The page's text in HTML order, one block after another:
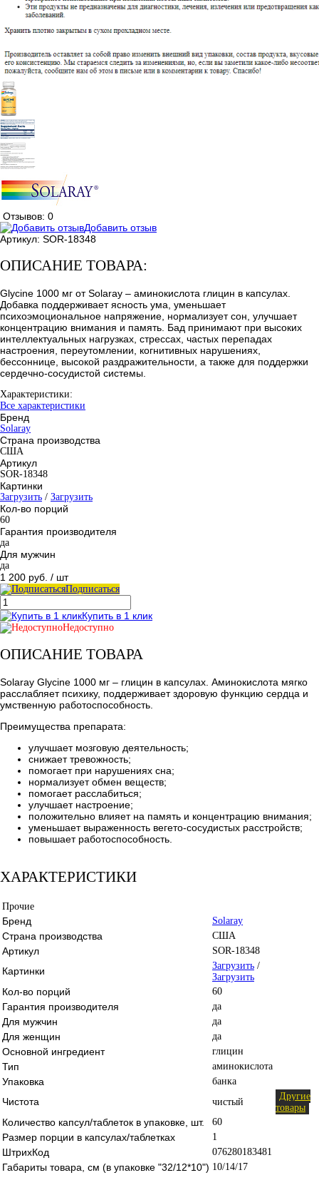
Отзывов: 0
Добавить отзыв
Артикул: SOR-18348
ОПИСАНИЕ ТОВАРА:
Glycine 1000 мг от Solaray – аминокислота глицин в капсулах.
Добавка поддерживает ясность ума, уменьшает
психоэмоциональное напряжение, нормализует сон, улучшает
концентрацию внимания и память. Бад принимают при высоких
интеллектуальных нагрузках, стрессах, частых перепадах
настроения, переутомлении, когнитивных нарушениях,
бессоннице, высокой раздражительности, а также для поддержки
сердечно-сосудистой системы.
Характеристики:
Все характеристики
Бренд
Solaray
Страна производства
США
Артикул
SOR-18348
Картинки
Загрузить / Загрузить
Кол-во порций
60
Гарантия производителя
да
Для мужчин
да
1 200 руб. / шт
Подписаться
Купить в 1 клик
Недоступно
ОПИСАНИЕ ТОВАРА
Solaray Glycine 1000 мг – глицин в капсулах. Аминокислота мягко
расслабляет психику, поддерживает здоровую функцию сердца и
умственную работоспособность.
Преимущества препарата:
улучшает мозговую деятельность;
снижает тревожность;
помогает при нарушениях сна;
нормализует обмен веществ;
помогает расслабиться;
улучшает настроение;
положительно влияет на память и концентрацию внимания;
уменьшает выраженность вегето-сосудистых расстройств;
повышает работоспособность.
ХАРАКТЕРИСТИКИ
Прочие
Бренд Solaray
Страна производства США
Артикул SOR-18348
Картинки Загрузить /
Загрузить
Кол-во порций 60
Гарантия производителя да
Для мужчин да
Для женщин да
Основной ингредиент глицин
Тип аминокислота
Упаковка банка
Чистота чистый
Другие
товары
Количество капсул/таблеток в упаковке, шт. 60
Размер порции в капсулах/таблетках 1
ШтрихКод 076280183481
Габариты товара, см (в упаковке "32/12*10") 10/14/17